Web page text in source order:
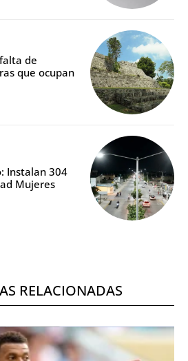
de
que ocupan
Instalan 304
Mujeres
RELACIONADAS